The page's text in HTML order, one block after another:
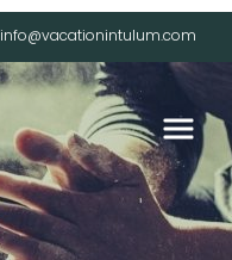
info@vacationintulum.com